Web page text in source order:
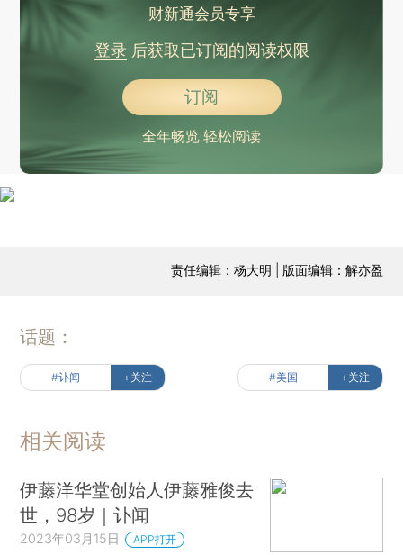
财新通会员专享
登录后获取已订阅的阅读权限
订阅
全年畅览 轻松阅读
责任编辑：杨大明 | 版面编辑：解亦盈
话题：
#讣闻 +关注 #美国 +关注
相关阅读
伊藤洋华堂创始人伊藤雅俊去
世，98岁｜讣闻
2023年03月15日 APP打开